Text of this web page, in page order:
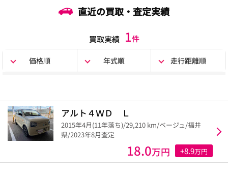
直近の買取・査定実績
買取実績 1件
価格順 年式順 走行距離順
アルト４ＷＤ Ｌ
2015年4月(11年落ち)/29,210 km/ベージュ/福井
県/2023年8月査定
18.0万円 +8.9万円